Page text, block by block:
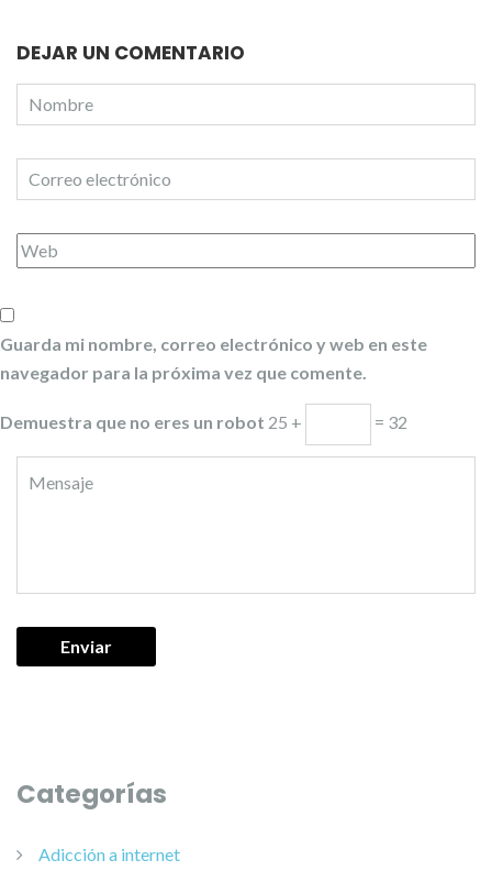
DEJAR UN COMENTARIO
Guarda mi nombre, correo electrónico y web en este
navegador para la próxima vez que comente.
Demuestra que no eres un robot 25 + = 32
Categorías
Adicción a internet